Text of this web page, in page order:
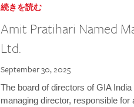
続きを読む
Amit Pratihari Named
Ltd.
September 30, 2025
The board of directors of GIA
managing director, responsible